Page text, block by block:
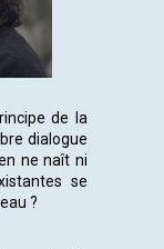
de la
dialogue
ne naît ni
se
?